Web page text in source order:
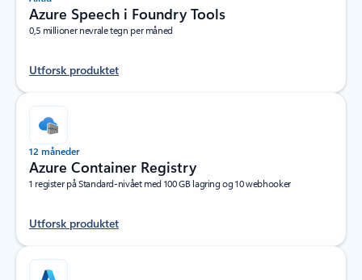
Azure Speech i Foundry Tools
0,5 millioner nevrale tegn per måned
Utforsk produktet
12 måneder
Azure Container Registry
1 register på Standard-nivået med 100 GB lagring og 10 webhooker
Utforsk produktet